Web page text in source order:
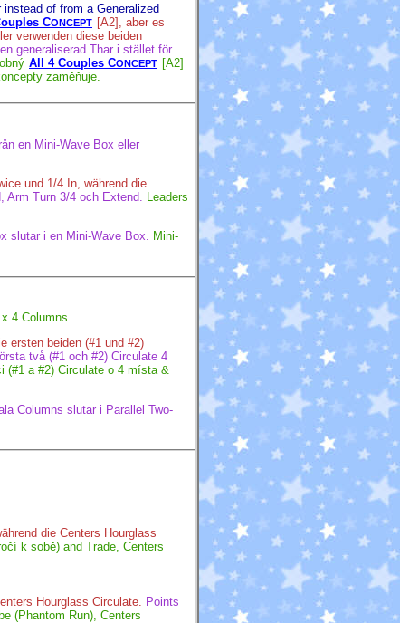
of from a Generalized
CONCEPT [A2], aber es
verwenden diese beiden
generaliserad Thar i stället för
All 4 Couples CONCEPT [A2]
zaměňuje.
en Mini-Wave Box eller
und 1/4 In, während die
Arm Turn 3/4 och Extend.
Leaders
slutar i en Mini-Wave Box. Mini-
4 Columns.
ersten beiden (#1 und #2)
två (#1 och #2) Circulate 4
(#1 a #2) Circulate o 4 místa &
Columns slutar i Parallel Two-
die Centers Hourglass
k sobě) and Trade, Centers
Hourglass Circulate.
Points
(Phantom Run), Centers